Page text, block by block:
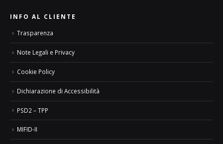
INFO AL CLIENTE
Trasparenza
Note Legali e Privacy
Cookie Policy
Dichiarazione di Accessibilità
PSD2 – TPP
MIFID-II